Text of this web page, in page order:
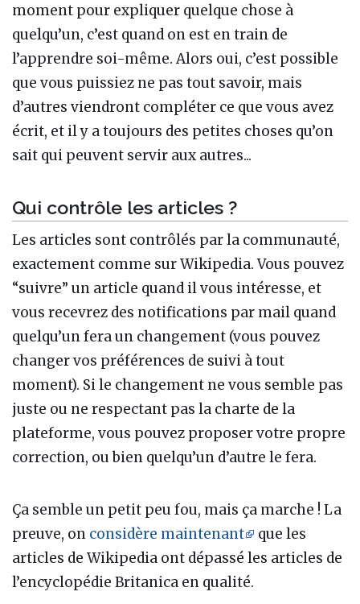
moment pour expliquer quelque chose à
quelqu’un, c’est quand on est en train de
l’apprendre soi-même. Alors oui, c’est possible
que vous puissiez ne pas tout savoir, mais
d’autres viendront compléter ce que vous avez
écrit, et il y a toujours des petites choses qu’on
sait qui peuvent servir aux autres...
Qui contrôle les articles ?
Les articles sont contrôlés par la communauté,
exactement comme sur Wikipedia. Vous pouvez
“suivre” un article quand il vous intéresse, et
vous recevrez des notifications par mail quand
quelqu’un fera un changement (vous pouvez
changer vos préférences de suivi à tout
moment). Si le changement ne vous semble pas
juste ou ne respectant pas la charte de la
plateforme, vous pouvez proposer votre propre
correction, ou bien quelqu’un d’autre le fera.
Ça semble un petit peu fou, mais ça marche ! La
preuve, on considère maintenant
que les
articles de Wikipedia ont dépassé les articles de
l’encyclopédie Britanica en qualité.